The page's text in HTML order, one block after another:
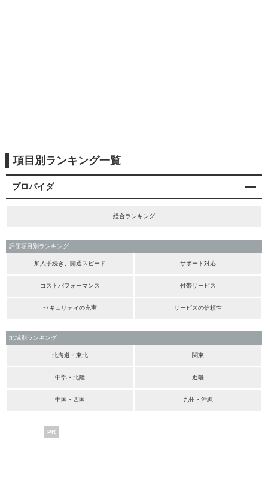
項目別ランキング一覧
プロバイダ
総合ランキング
評価項目別ランキング
加入手続き、開通スピード サポート対応
コストパフォーマンス 付帯サービス
セキュリティの充実 サービスの信頼性
地域別ランキング
北海道・東北 関東
中部・北陸 近畿
中国・四国 九州・沖縄
PR